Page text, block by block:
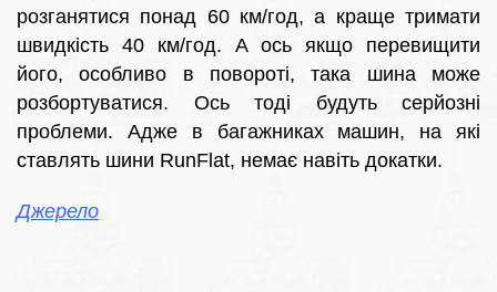
розганятися понад 60 км/год, а краще тримати
швидкість 40 км/год. А ось якщо перевищити
його, особливо в повороті, така шина може
розбортуватися. Ось тоді будуть серйозні
проблеми. Адже в багажниках машин, на які
ставлять шини RunFlat, немає навіть докатки.
Джерело